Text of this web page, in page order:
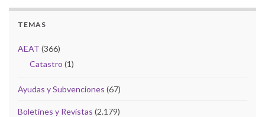
TEMAS
AEAT (366)
Catastro (1)
Ayudas y Subvenciones (67)
Boletines y Revistas (2.179)